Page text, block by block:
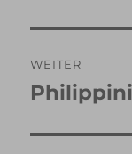
WEITER
Nächster